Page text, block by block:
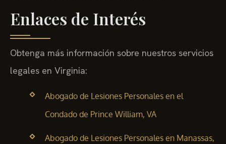
Enlaces de Interés
Obtenga más información sobre nuestros servicios
legales en Virginia:
Abogado de Lesiones Personales en el
Condado de Prince William, VA
Abogado de Lesiones Personales en Manassas,